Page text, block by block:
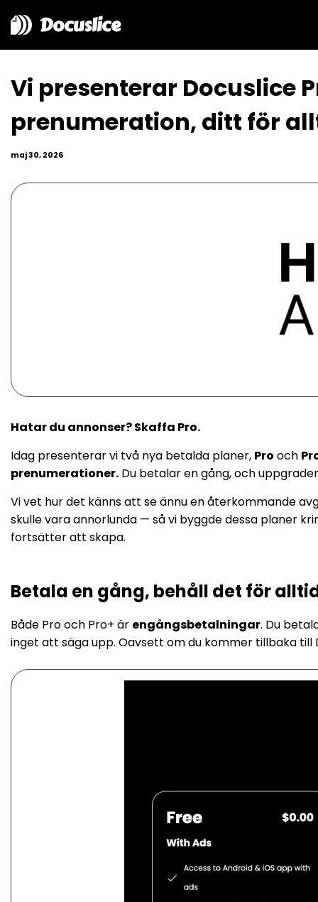
Docuslice
Vi presenterar Docuslice
prenumeration, ditt för
maj 30, 2026
Hatar du annonser? Skaffa Pro.
Idag presenterar vi två nya betalda planer, Pro och
prenumerationer. Du betalar en gång, och
Vi vet hur det känns att se ännu en återkommande
skulle vara annorlunda — så vi byggde dessa planer
fortsätter att skapa.
Betala en gång, behåll det för
Både Pro och Pro+ är engångsbetalningar. Du
inget att säga upp. Oavsett om du kommer tillbaka